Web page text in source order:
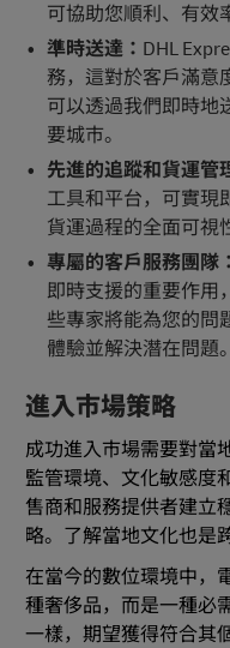
可協助您順利、有效
準時送達： DHL
務，這對於客戶滿意
可以透過我們即時地
要城市。
先進的追蹤和貨運管
工具和平台，可實現
貨運過程的全面可視
專屬的客戶服務團隊：
即時支援的重要作用
些專家將能為您的問
體驗並解決潛在問題。
進入市場策略
成功進入市場需要對當
監管環境、文化敏感度
售商和服務提供者建立
略。了解當地文化也是
在當今的數位環境中，
種奢侈品，而是一種必
一樣，期望獲得符合其